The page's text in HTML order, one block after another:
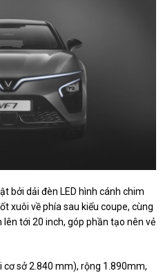
bởi dải đèn LED hình cánh chim
xuôi về phía sau kiểu coupe, cùng
tới 20 inch, góp phần tạo nên vẻ
cơ sở 2.840 mm), rộng 1.890mm,